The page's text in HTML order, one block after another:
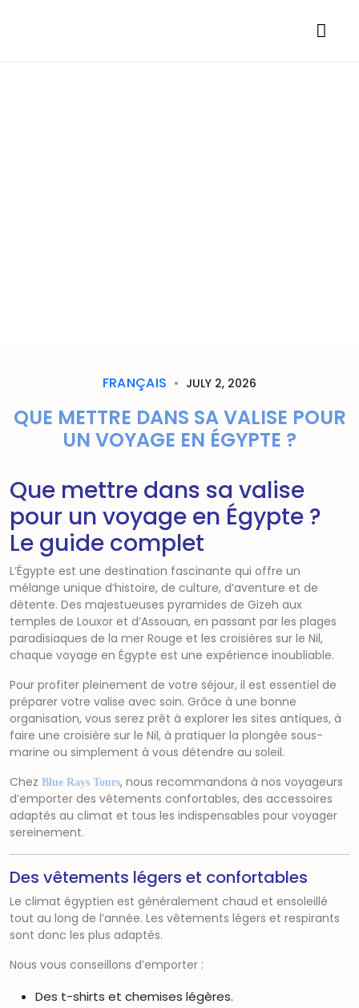
FRANÇAIS JULY 2, 2026
QUE METTRE DANS SA VALISE POUR
UN VOYAGE EN ÉGYPTE ?
Que mettre dans sa valise
pour un voyage en Égypte ?
Le guide complet
L’Égypte est une destination fascinante qui offre un
mélange unique d’histoire, de culture, d’aventure et de
détente. Des majestueuses pyramides de Gizeh aux
temples de Louxor et d’Assouan, en passant par les plages
paradisiaques de la mer Rouge et les croisières sur le Nil,
chaque voyage en Égypte est une expérience inoubliable.
Pour profiter pleinement de votre séjour, il est essentiel de
préparer votre valise avec soin. Grâce à une bonne
organisation, vous serez prêt à explorer les sites antiques, à
faire une croisière sur le Nil, à pratiquer la plongée sous-
marine ou simplement à vous détendre au soleil.
Chez Blue Rays Tours, nous recommandons à nos voyageurs
d’emporter des vêtements confortables, des accessoires
adaptés au climat et tous les indispensables pour voyager
sereinement.
Des vêtements légers et confortables
Le climat égyptien est généralement chaud et ensoleillé
tout au long de l’année. Les vêtements légers et respirants
sont donc les plus adaptés.
Nous vous conseillons d’emporter :
Des t-shirts et chemises légères.